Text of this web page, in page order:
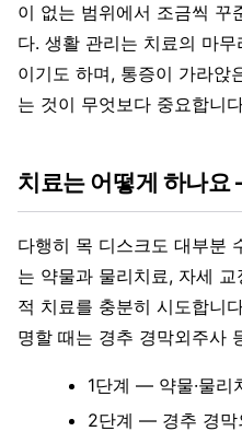
이 없는 범위에서 조금씩 꾸
다. 생활 관리는 치료의 마
이기도 하며, 통증이 가라앉
는 것이 무엇보다 중요합니
치료는 어떻게 하나
다행히 목 디스크도 대부분
는 약물과 물리치료, 자세
적 치료를 충분히 시도합니
명할 때는 경추 경막외주사
1단계 — 약물·물리
2단계 — 경추 경막